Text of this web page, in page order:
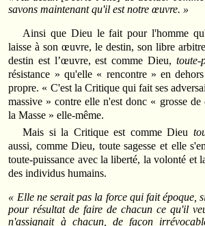
savons maintenant qu'il est notre œuvre. »
Ainsi que Dieu le fait pour l'homme
laisse à son œuvre, le destin, son libre
destin est l’œuvre, est comme Dieu, toute-
résistance » qu'elle « rencontre » en
propre. « C'est la Critique qui fait ses
massive » contre elle n'est donc « grosse
la Masse » elle-même.
Mais si la Critique est comme Dieu
aussi, comme Dieu, toute sagesse et elle
toute-puissance avec la liberté, la volonté et
des individus humains.
« Elle ne serait pas la force qui fait époque,
pour résultat de faire de chacun ce qu'il
n'assignait à chacun, de façon